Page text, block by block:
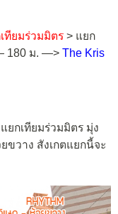
ทียมร่วมมิตร > แยก
180 ม. —> The Kris
ยกเทียมร่วมมิตร มุ่ง
ขวาง สังเกตแยกนี้จะ